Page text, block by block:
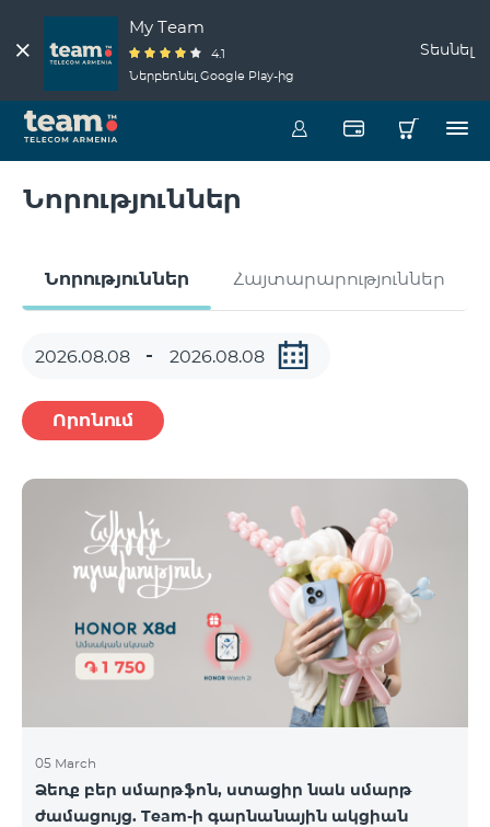
My Team
4.1
Ներբեռնել Google Play-ից
Տեսնել
Նորություններ
Նորություններ Հայտարարություններ
Որոնում
05 March
Ձեռք բեր սմարթֆոն, ստացիր նաև սմարթ
ժամացույց. Team-ի գարնանային ակցիան